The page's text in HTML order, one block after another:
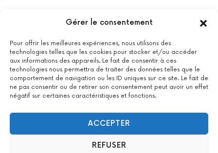
Gérer le consentement
Pour offrir les meilleures expériences, nous utilisons des
technologies telles que les cookies pour stocker et/ou accéder
aux informations des appareils. Le fait de consentir à ces
technologies nous permettra de traiter des données telles que le
comportement de navigation ou les ID uniques sur ce site. Le fait de
ne pas consentir ou de retirer son consentement peut avoir un effet
négatif sur certaines caractéristiques et fonctions.
ACCEPTER
REFUSER
La certification qualité a été délivrée au titre de la catégorie
suivante : actions de formations.Voir le certificat